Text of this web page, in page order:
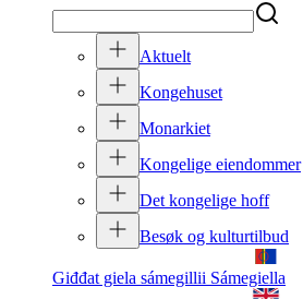
Aktuelt
Kongehuset
Monarkiet
Kongelige eiendommer
Det kongelige hoff
Besøk og kulturtilbud
Giđđat giela sámegillii Sámegiella